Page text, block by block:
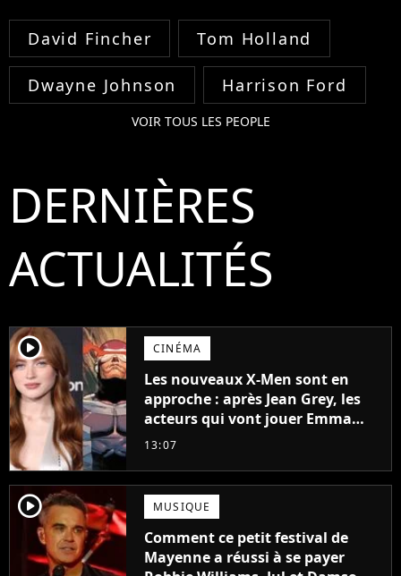
David Fincher Tom Holland
Dwayne Johnson Harrison Ford
VOIR TOUS LES PEOPLE
DERNIÈRES
ACTUALITÉS
player2 CINÉMA
Les nouveaux X-Men sont en
approche : après Jean Grey, les
acteurs qui vont jouer Emma
Frost et Cyclope trouvés !
13:07
player2 MUSIQUE
Comment ce petit festival de
Mayenne a réussi à se payer